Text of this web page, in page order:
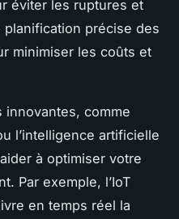
éviter les ruptures et
planification précise des
minimiser les coûts et
innovantes, comme
l’intelligence artificielle
à optimiser votre
Par exemple, l’IoT
en temps réel la